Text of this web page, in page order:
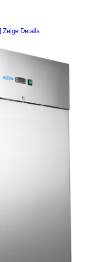
Zeige Details